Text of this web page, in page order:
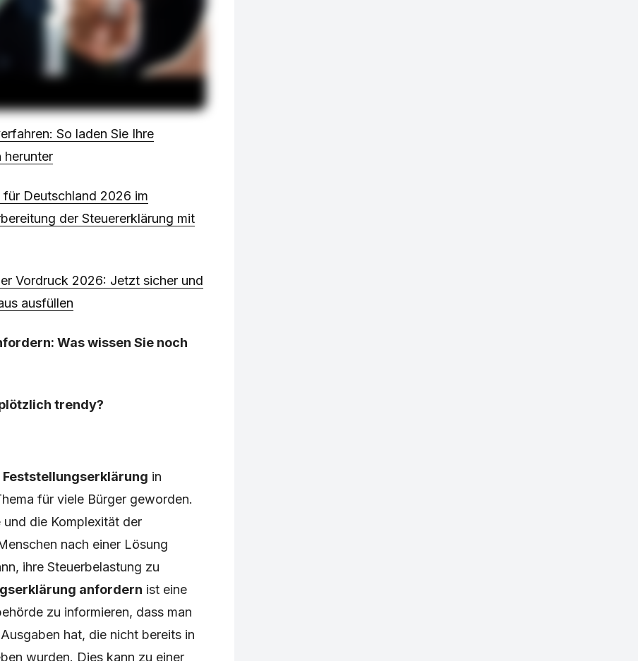
So laden Sie Ihre
herunter
für Deutschland 2026 im
der Steuererklärung mit
Vordruck 2026: Jetzt sicher und
ausfüllen
Was wissen Sie noch
trendy?
Feststellungserklärung in
für viele Bürger geworden.
die Komplexität der
nach einer Lösung
ihre Steuerbelastung zu
anfordern ist eine
zu informieren, dass man
hat, die nicht bereits in
wurden. Dies kann zu einer